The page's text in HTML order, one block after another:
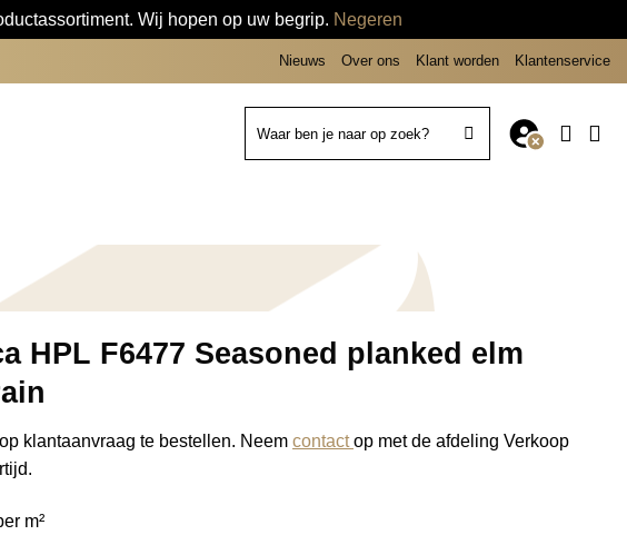
Wij hopen op uw begrip. Negeren
Nieuws Over ons Klant worden Klantenservice
naar:
HPL F6477 Seasoned planked elm
klantaanvraag te bestellen. Neem contactop met de afdeling Verkoop
m²